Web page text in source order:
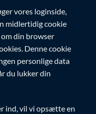
vores loginside,
midlertidig cookie
din browser
Denne cookie
personlige data
du lukker din
ind, vil vi opsætte en